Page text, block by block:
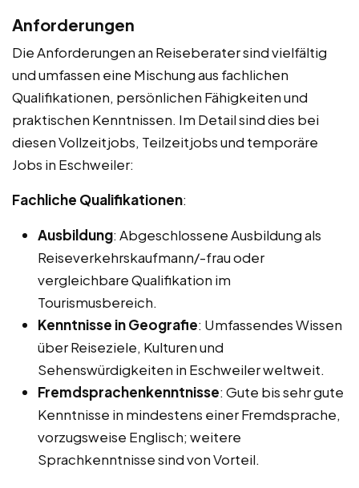
Anforderungen
Die Anforderungen an Reiseberater sind vielfältig
und umfassen eine Mischung aus fachlichen
Qualifikationen, persönlichen Fähigkeiten und
praktischen Kenntnissen. Im Detail sind dies bei
diesen Vollzeitjobs, Teilzeitjobs und temporäre
Jobs in Eschweiler:
Fachliche Qualifikationen:
Ausbildung: Abgeschlossene Ausbildung als
Reiseverkehrskaufmann/-frau oder
vergleichbare Qualifikation im
Tourismusbereich.
Kenntnisse in Geografie: Umfassendes Wissen
über Reiseziele, Kulturen und
Sehenswürdigkeiten in Eschweiler weltweit.
Fremdsprachenkenntnisse: Gute bis sehr gute
Kenntnisse in mindestens einer Fremdsprache,
vorzugsweise Englisch; weitere
Sprachkenntnisse sind von Vorteil.